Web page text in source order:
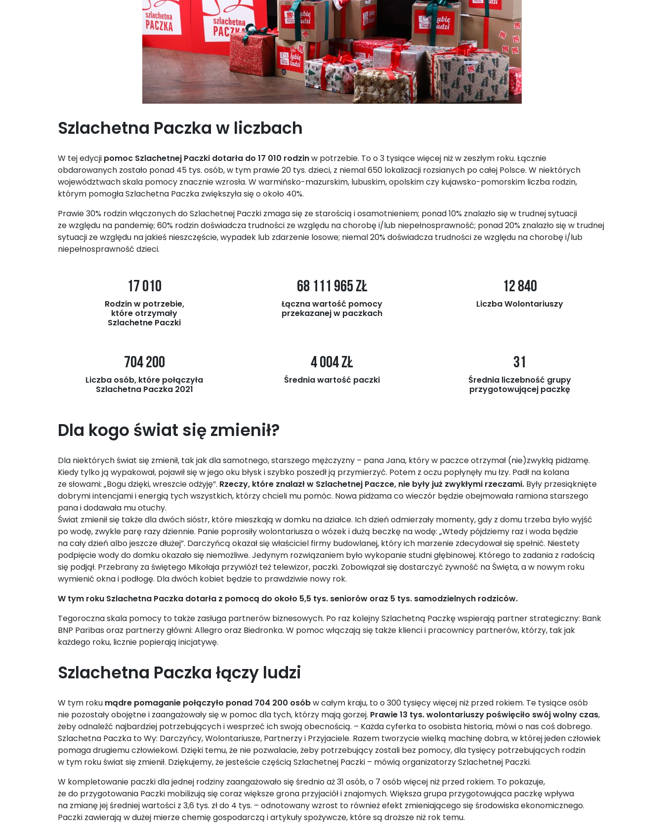
Szlachetna Paczka w liczbach
W tej edycji pomoc Szlachetnej Paczki dotarła do 17 010 rodzinw potrzebie. To o 3 tysiące więcej niż w zeszłym roku. Łącznie
obdarowanych zostało ponad 45 tys. osób, w tym prawie 20 tys. dzieci, z niemal 650 lokalizacji rozsianych po całej Polsce. W niektórych
województwach skala pomocy znacznie wzrosła. W warmińsko-mazurskim, lubuskim, opolskim czy kujawsko-pomorskim liczba rodzin,
którym pomogła Szlachetna Paczka zwiększyła się o około 40%.
Prawie 30% rodzin włączonych do Szlachetnej Paczki zmaga się ze starością i osamotnieniem; ponad 10% znalazło się w trudnej sytuacji
ze względu na pandemię; 60% rodzin doświadcza trudności ze względu na chorobę i/lub niepełnosprawność; ponad 20% znalazło się w trudnej
sytuacji ze względu na jakieś nieszczęście, wypadek lub zdarzenie losowe; niemal 20% doświadcza trudności ze względu na chorobę i/lub
niepełnosprawność dzieci.
17 010
Rodzin w potrzebie,
które otrzymały
Szlachetne Paczki
68 111 965 zł
Łączna wartość pomocy
przekazanej w paczkach
12 840
Liczba Wolontariuszy
704 200
Liczba osób, które połączyła
Szlachetna Paczka 2021
4 004 zł
Średnia wartość paczki
31
Średnia liczebność grupy
przygotowującej paczkę
Dla kogo świat się zmienił?
Dla niektórych świat się zmienił, tak jak dla samotnego, starszego mężczyzny – pana Jana, który w paczce otrzymał (nie)zwykłą pidżamę.
Kiedy tylko ją wypakował, pojawił się w jego oku błysk i szybko poszedł ją przymierzyć. Potem z oczu popłynęły mu łzy. Padł na kolana
ze słowami: „Bogu dzięki, wreszcie odżyję”. Rzeczy, które znalazł w Szlachetnej Paczce, nie były już zwykłymi rzeczami. Były przesiąknięte
dobrymi intencjami i energią tych wszystkich, którzy chcieli mu pomóc. Nowa pidżama co wieczór będzie obejmowała ramiona starszego
pana i dodawała mu otuchy.
Świat zmienił się także dla dwóch sióstr, które mieszkają w domku na działce. Ich dzień odmierzały momenty, gdy z domu trzeba było wyjść
po wodę, zwykle parę razy dziennie. Panie poprosiły wolontariusza o wózek i dużą beczkę na wodę: „Wtedy pójdziemy raz i woda będzie
na cały dzień albo jeszcze dłużej”. Darczyńcą okazał się właściciel firmy budowlanej, który ich marzenie zdecydował się spełnić. Niestety
podpięcie wody do domku okazało się niemożliwe. Jedynym rozwiązaniem było wykopanie studni głębinowej. Którego to zadania z radością
się podjął. Przebrany za świętego Mikołaja przywiózł też telewizor, paczki. Zobowiązał się dostarczyć żywność na Święta, a w nowym roku
wymienić okna i podłogę. Dla dwóch kobiet będzie to prawdziwie nowy rok.
W tym roku Szlachetna Paczka dotarła z pomocą do około 5,5 tys. seniorów oraz 5 tys. samodzielnych rodziców.
Tegoroczna skala pomocy to także zasługa partnerów biznesowych. Po raz kolejny Szlachetną Paczkę wspierają partner strategiczny: Bank
BNP Paribas oraz partnerzy główni: Allegro oraz Biedronka. W pomoc włączają się także klienci i pracownicy partnerów, którzy, tak jak
każdego roku, licznie popierają inicjatywę.
Szlachetna Paczka łączy ludzi
W tym roku mądre pomaganie połączyło ponad 704 200 osóbw całym kraju, to o 300 tysięcy więcej niż przed rokiem. Te tysiące osób
nie pozostały obojętne i zaangażowały się w pomoc dla tych, którzy mają gorzej. Prawie 13 tys. wolontariuszy poświęciło swój wolny czas,
żeby odnaleźć najbardziej potrzebujących i wesprzeć ich swoją obecnością. – Każda cyferka to osobista historia, mówi o nas coś dobrego.
Szlachetna Paczka to Wy: Darczyńcy, Wolontariusze, Partnerzy i Przyjaciele. Razem tworzycie wielką machinę dobra, w której jeden człowiek
pomaga drugiemu człowiekowi. Dzięki temu, że nie pozwalacie, żeby potrzebujący zostali bez pomocy, dla tysięcy potrzebujących rodzin
w tym roku świat się zmienił. Dziękujemy, że jesteście częścią Szlachetnej Paczki – mówią organizatorzy Szlachetnej Paczki.
W kompletowanie paczki dla jednej rodziny zaangażowało się średnio aż 31 osób, o 7 osób więcej niż przed rokiem. To pokazuje,
że do przygotowania Paczki mobilizują się coraz większe grona przyjaciół i znajomych. Większa grupa przygotowująca paczkę wpływa
na zmianę jej średniej wartości z 3,6 tys. zł do 4 tys. – odnotowany wzrost to również efekt zmieniającego się środowiska ekonomicznego.
Paczki zawierają w dużej mierze chemię gospodarczą i artykuły spożywcze, które są droższe niż rok temu.